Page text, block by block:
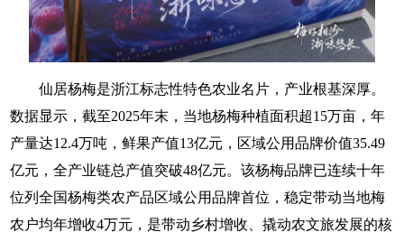
仙居杨梅是浙江标志性特色农业名片，产业根基深厚。
数据显示，截至2025年末，当地杨梅种植面积超15万亩，年
产量达12.4万吨，鲜果产值13亿元，区域公用品牌价值35.49
亿元，全产业链总产值突破48亿元。该杨梅品牌已连续十年
位列全国杨梅类农产品区域公用品牌首位，稳定带动当地梅
农户均年增收4万元，是带动乡村增收、撬动农文旅发展的核